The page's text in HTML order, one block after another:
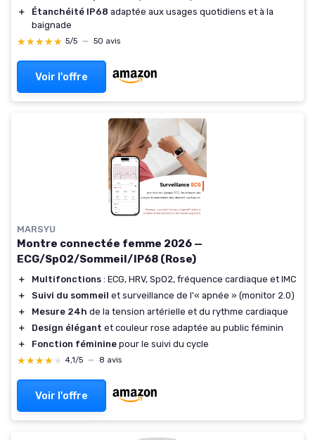
＋
Étanchéité IP68 adaptée aux usages quotidiens et à la
baignade
★★★★★
★★★★★ 5/5 — 50 avis
Voir l'offre
MARSYU
Montre connectée femme 2026 —
ECG/SpO2/Sommeil/IP68 (Rose)
＋ Multifonctions : ECG, HRV, SpO2, fréquence cardiaque et IMC
＋
Suivi du sommeil et surveillance de l'« apnée » (monitor 2.0)
＋
Mesure 24h de la tension artérielle et du rythme cardiaque
＋
Design élégant et couleur rose adaptée au public féminin
＋
Fonction féminine pour le suivi du cycle
★★★★★
★★★★★ 4,1/5 — 8 avis
Voir l'offre